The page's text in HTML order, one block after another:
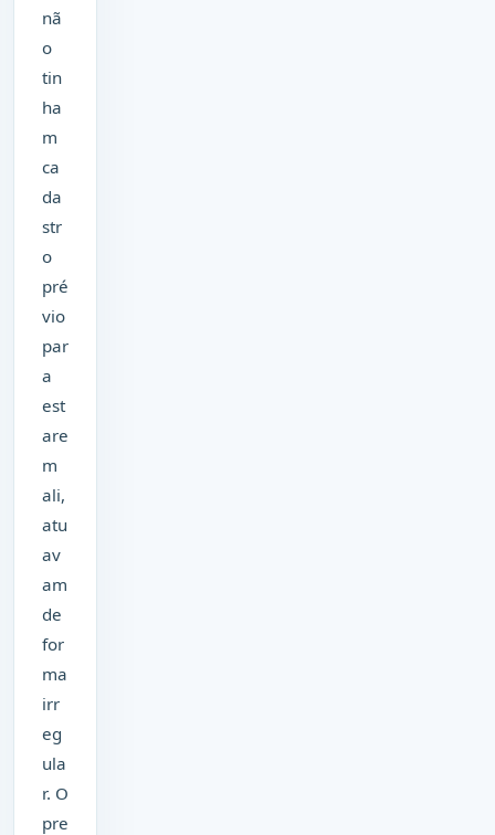
nã
o
tin
ha
m
ca
da
str
o
pré
vio
par
a
est
are
m
ali,
atu
av
am
de
for
ma
irr
eg
ula
r. O
pre